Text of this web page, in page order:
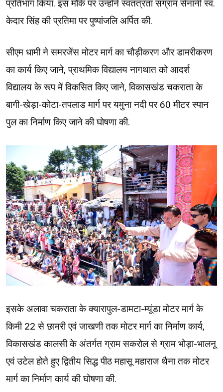
प्रतिभाग किया. इस मौके पर उन्होंने स्वतंत्रता संग्राम सेनानी स्व.
केदार सिंह की प्रतिमा पर पुष्पांजलि अर्पित की.
सीएम धामी ने समरजेंस मोटर मार्ग का चौड़ीकरण और डामरीकरण
का कार्य किए जाने, प्राथमिक विद्यालय नागथात को आदर्श
विद्यालय के रूप में विकसित किए जाने, विकासखंड चकराता के
बागी-खेड़ा-कोटा-तपलाड मार्ग पर यमुना नदी पर 60 मीटर स्पान
पुल का निर्माण किए जाने की घोषणा की.
इसके अलावा चकराता के क्यारापुल-डामटा-म्यूंडा मोटर मार्ग के
किमी 22 से छामरी एवं जाखणी तक मोटर मार्ग का निर्माण कार्य,
विकासखंड कालसी के अंतर्गत ग्राम सकरोल से ग्राम भोड़ा-भालनू
एवं उटेल होते हुए द्वितीय सिद्ध पीठ महासू महाराज थैना तक मोटर
मार्ग का निर्माण कार्य की घोषणा की.